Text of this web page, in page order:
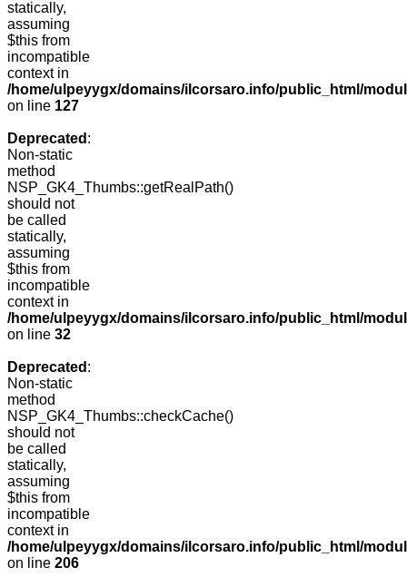
statically,
assuming
$this from
incompatible
context in
/home/ulpeyygx/domains/ilcorsaro.info/public_html/
on line 127
Deprecated :
Non-static
method
NSP_GK4_Thumbs::getRealPath()
should not
be called
statically,
assuming
$this from
incompatible
context in
/home/ulpeyygx/domains/ilcorsaro.info/public_html/
on line 32
Deprecated :
Non-static
method
NSP_GK4_Thumbs::checkCache()
should not
be called
statically,
assuming
$this from
incompatible
context in
/home/ulpeyygx/domains/ilcorsaro.info/public_html/
on line 206